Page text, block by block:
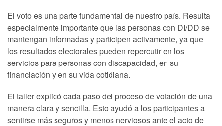
El voto es una parte fundamental de nuestro país. Resulta
especialmente importante que las personas con DI/DD se
mantengan informadas y participen activamente, ya que
los resultados electorales pueden repercutir en los
servicios para personas con discapacidad, en su
financiación y en su vida cotidiana.
El taller explicó cada paso del proceso de votación de una
manera clara y sencilla. Esto ayudó a los participantes a
sentirse más seguros y menos nerviosos ante el acto de